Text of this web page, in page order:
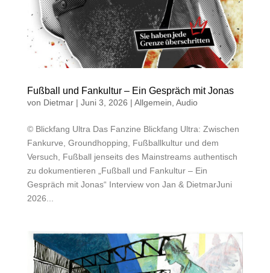
Fußball und Fankultur – Ein Gespräch mit Jonas
von Dietmar| Juni 3, 2026 | Allgemein Audio
© Blickfang Ultra Das Fanzine Blickfang Ultra: Zwischen
Fankurve, Groundhopping, Fußballkultur und dem
Versuch, Fußball jenseits des Mainstreams authentisch
zu dokumentieren „Fußball und Fankultur – Ein
Gespräch mit Jonas“ Interview von Jan & DietmarJuni
2026...